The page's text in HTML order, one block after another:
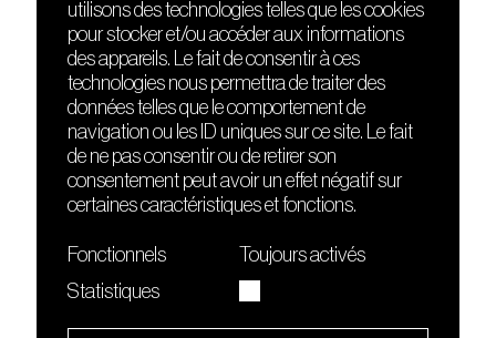
DÉCOUVRIR
Le lieu
Contact
Presse
Cours de DJing
TMLAB
FRIENDS
Nuits sonores
HEAT
Hôtel71
La Gaîté Lyrique
Le Sucre fait partie de
utilisons des technologies telles que les cookies
pour stocker et/ou accéder aux informations
des appareils. Le fait de consentir à ces
technologies nous permettra de traiter des
données telles que le comportement de
navigation ou les ID uniques sur ce site. Le fait
de ne pas consentir ou de retirer son
consentement peut avoir un effet négatif sur
certaines caractéristiques et fonctions.
Fonctionnels
Toujours activés
Statistiques